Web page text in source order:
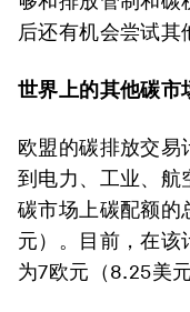
后还有机会尝试其
世界上的其他碳市
欧盟的碳排放交易
到电力、工业、航
碳市场上碳配额
元）。目前，在该
为7欧元（8.25美元